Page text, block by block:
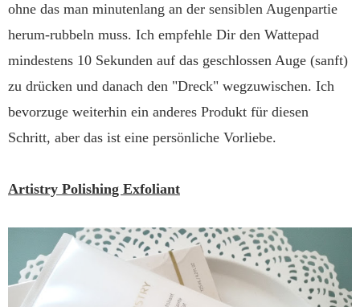
ohne das man minutenlang an der sensiblen Augenpartie
herum-rubbeln muss. Ich empfehle Dir den Wattepad
mindestens 10 Sekunden auf das geschlossen Auge (sanft)
zu drücken und danach den "Dreck" wegzuwischen. Ich
bevorzuge weiterhin ein anderes Produkt für diesen
Schritt, aber das ist eine persönliche Vorliebe.
Artistry Polishing Exfoliant